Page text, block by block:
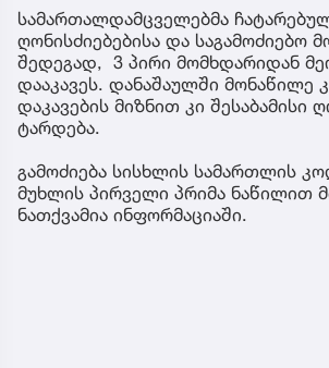
სამართალდამცველებმა
ღონისძიებებისა და საგამოძიებო
შედეგად, 3 პირი მომხდარიდან
დააკავეს. დანაშაულში მონაწილე
დაკავების მიზნით კი შესაბამისი
ტარდება.
გამოძიება სისხლის სამართლის
მუხლის პირველი პრიმა ნაწილით
ნათქვამია ინფორმაციაში.